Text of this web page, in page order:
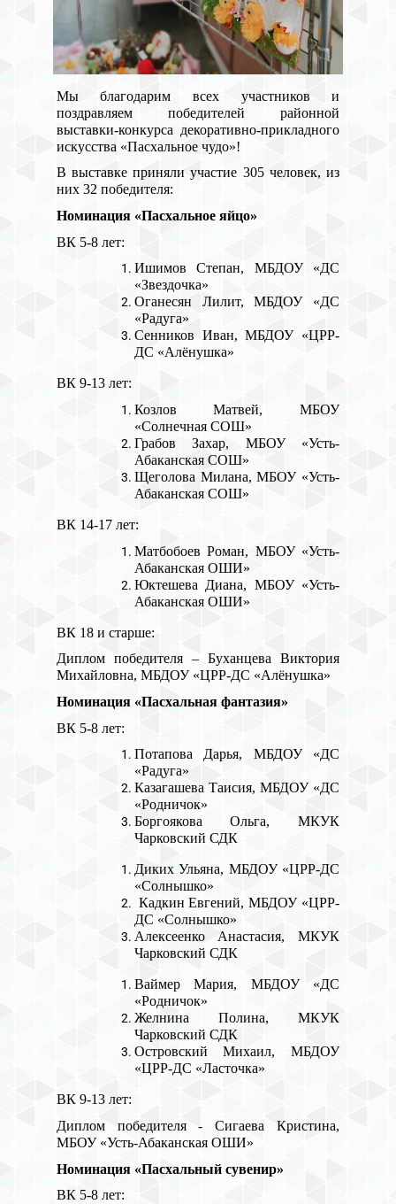
Мы благодарим всех участников и
поздравляем победителей районной
выставки-конкурса декоративно-прикладного
искусства «Пасхальное чудо»!
В выставке приняли участие 305 человек, из
них 32 победителя:
Номинация «Пасхальное яйцо»
ВК 5-8 лет:
Ишимов Степан, МБДОУ «ДС
«Звездочка»
Оганесян Лилит, МБДОУ «ДС
«Радуга»
Сенников Иван, МБДОУ «ЦРР-
ДС «Алёнушка»
ВК 9-13 лет:
Козлов Матвей, МБОУ
«Солнечная СОШ»
Грабов Захар, МБОУ «Усть-
Абаканская СОШ»
Щеголова Милана, МБОУ «Усть-
Абаканская СОШ»
ВК 14-17 лет:
Матбобоев Роман, МБОУ «Усть-
Абаканская ОШИ»
Юктешева Диана, МБОУ «Усть-
Абаканская ОШИ»
ВК 18 и старше:
Диплом победителя – Буханцева Виктория
Михайловна, МБДОУ «ЦРР-ДС «Алёнушка»
Номинация «Пасхальная фантазия»
ВК 5-8 лет:
Потапова Дарья, МБДОУ «ДС
«Радуга»
Казагашева Таисия, МБДОУ «ДС
«Родничок»
Боргоякова Ольга, МКУК
Чарковский СДК
Диких Ульяна, МБДОУ «ЦРР-ДС
«Солнышко»
Кадкин Евгений, МБДОУ «ЦРР-
ДС «Солнышко»
Алексеенко Анастасия, МКУК
Чарковский СДК
Ваймер Мария, МБДОУ «ДС
«Родничок»
Желнина Полина, МКУК
Чарковский СДК
Островский Михаил, МБДОУ
«ЦРР-ДС «Ласточка»
ВК 9-13 лет:
Диплом победителя - Сигаева Кристина,
МБОУ «Усть-Абаканская ОШИ»
Номинация «Пасхальный сувенир»
ВК 5-8 лет: